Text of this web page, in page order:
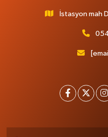
İstasyon mah